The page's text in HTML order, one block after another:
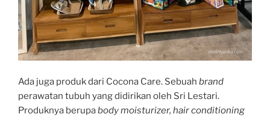
Ada juga produk dari Cocona Care. Sebuah brand
perawatan tubuh yang didirikan oleh Sri Lestari.
Produknya berupabody moisturizer, hair conditioning